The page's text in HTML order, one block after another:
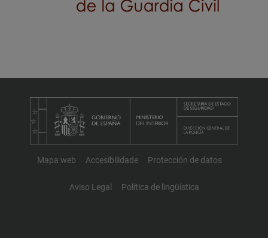
Mapa web Accesibilidade Protección de datos
Aviso Legal Política de lingüística